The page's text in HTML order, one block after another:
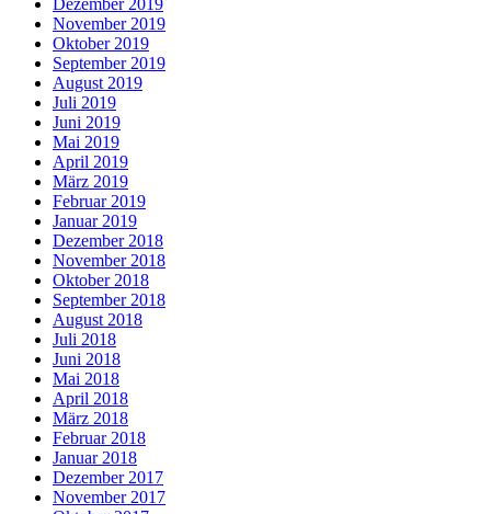
November 2019
Oktober 2019
September 2019
August 2019
Juli 2019
Juni 2019
Mai 2019
April 2019
März 2019
Februar 2019
Januar 2019
Dezember 2018
November 2018
Oktober 2018
September 2018
August 2018
Juli 2018
Juni 2018
Mai 2018
April 2018
März 2018
Februar 2018
Januar 2018
Dezember 2017
November 2017